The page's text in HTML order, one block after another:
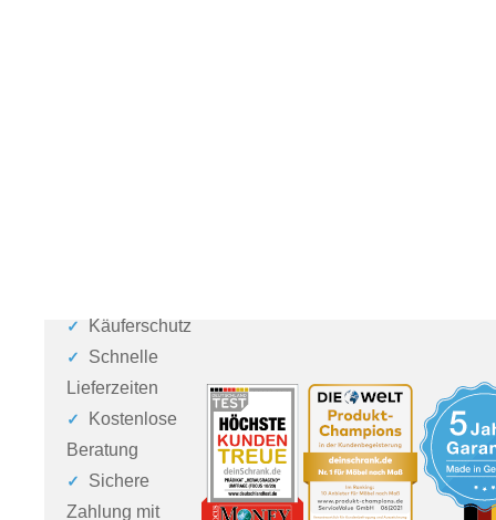
Käuferschutz
Schnelle
Lieferzeiten
Kostenlose
Beratung
Sichere
Zahlung mit